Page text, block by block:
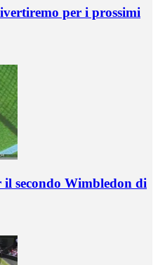
per i prossimi
il secondo Wimbledon di